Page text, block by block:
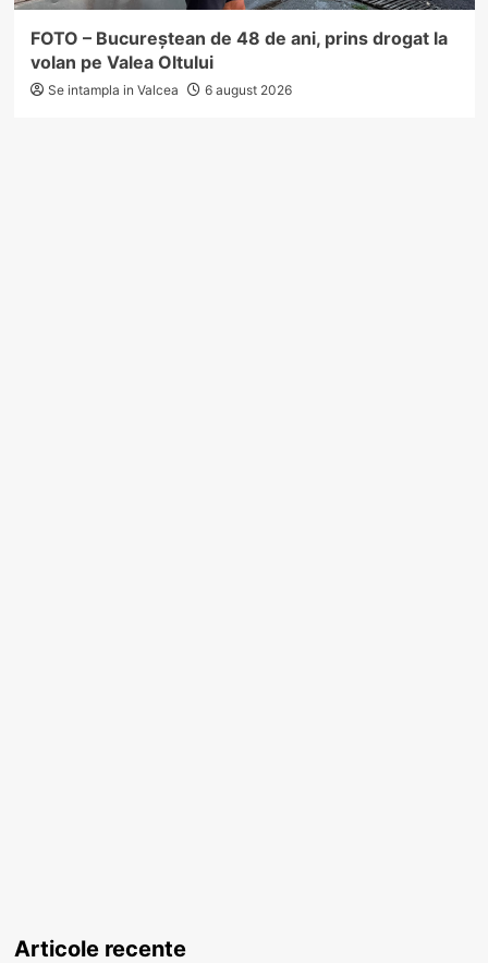
FOTO – Bucureștean de 48 de ani, prins drogat la
volan pe Valea Oltului
Se intampla in Valcea 6 august 2026
Articole recente